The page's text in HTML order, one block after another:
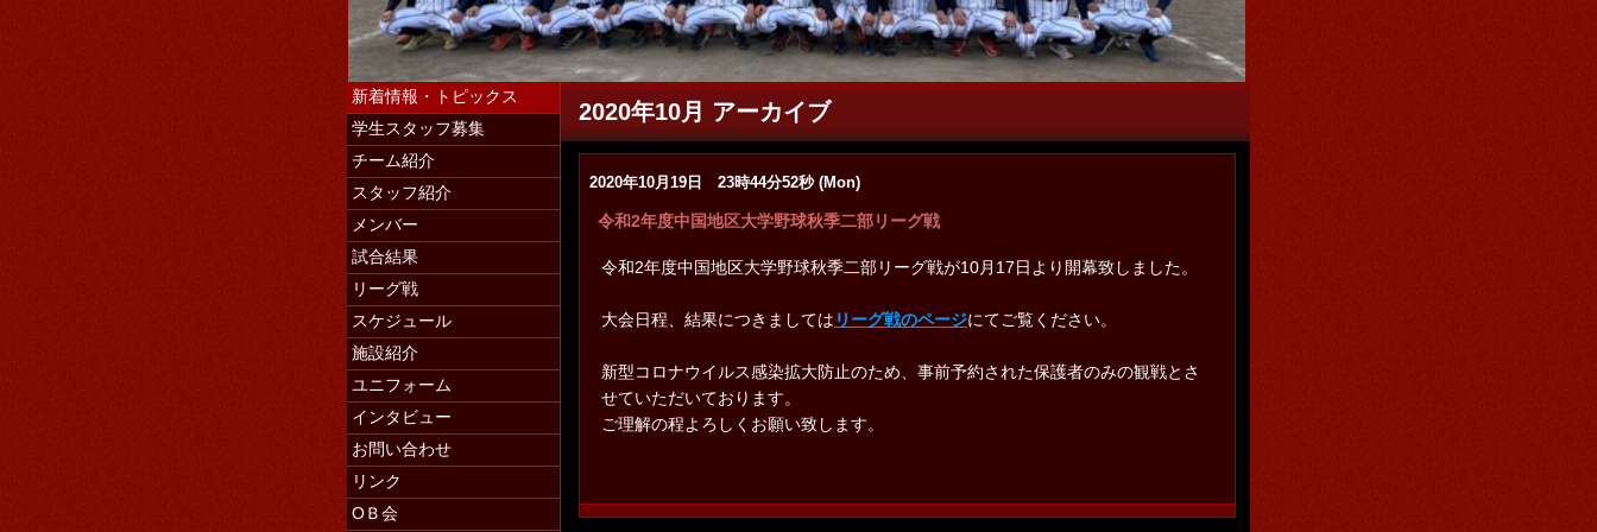
学生スタッフ募集（マネージャー・コーチ）詳しくは
2020年10月 アーカイブ
2020年10月19日 23時44分52秒 (Mon)
令和2年度中国地区大学野球秋季二部リーグ戦
令和2年度中国地区大学野球秋季二部リーグ戦が10月17日より開幕致しました。
大会日程、結果につきましては リーグ戦のページにてご覧ください。
新型コロナウイルス感染拡大防止のため、事前予約された保護者のみの観戦とさ
せていただいております。
ご理解の程よろしくお願い致します。
新着情報・トピックス
学生スタッフ募集
チーム紹介
スタッフ紹介
メンバー
試合結果
リーグ戦
スケジュール
施設紹介
ユニフォーム
インタビュー
お問い合わせ
リンク
ОＢ会